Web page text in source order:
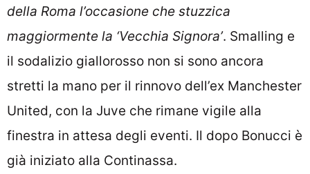
della Roma l’occasione che stuzzica
maggiormente la ‘Vecchia Signora’. Smalling e
il sodalizio giallorosso non si sono ancora
stretti la mano per il rinnovo dell’ex Manchester
United, con la Juve che rimane vigile alla
finestra in attesa degli eventi. Il dopo Bonucci è
già iniziato alla Continassa.